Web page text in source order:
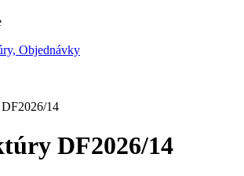
Objednávky
14
DF2026/14